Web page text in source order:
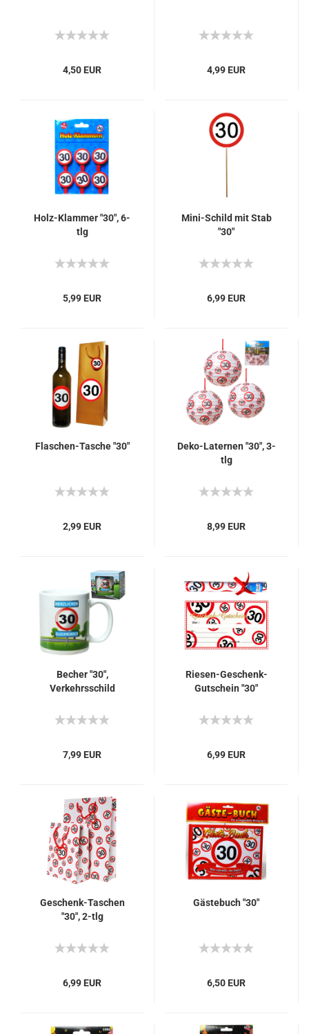
4,50 EUR 4,99 EUR
Holz-Klammer "30", 6-
tlg
5,99 EUR
Mini-Schild mit Stab
"30"
6,99 EUR
Flaschen-Tasche "30"
2,99 EUR
Deko-Laternen "30", 3-
tlg
8,99 EUR
Becher "30",
Verkehrsschild
7,99 EUR
Riesen-Geschenk-
Gutschein "30"
6,99 EUR
Geschenk-Taschen
"30", 2-tlg
6,99 EUR
Gästebuch "30"
6,50 EUR